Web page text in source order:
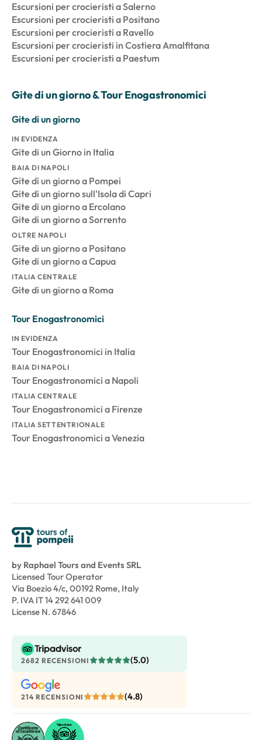
Escursioni per crocieristi a Salerno
Escursioni per crocieristi a Positano
Escursioni per crocieristi a Ravello
Escursioni per crocieristi in Costiera Amalfitana
Escursioni per crocieristi a Paestum
Gite di un giorno & Tour Enogastronomici
Gite di un giorno
IN EVIDENZA
Gite di un Giorno in Italia
BAIA DI NAPOLI
Gite di un giorno a Pompei
Gite di un giorno sull'Isola di Capri
Gite di un giorno a Ercolano
Gite di un giorno a Sorrento
OLTRE NAPOLI
Gite di un giorno a Positano
Gite di un giorno a Capua
ITALIA CENTRALE
Gite di un giorno a Roma
Tour Enogastronomici
IN EVIDENZA
Tour Enogastronomici in Italia
BAIA DI NAPOLI
Tour Enogastronomici a Napoli
ITALIA CENTRALE
Tour Enogastronomici a Firenze
ITALIA SETTENTRIONALE
Tour Enogastronomici a Venezia
by Raphael Tours and Events SRL
Licensed Tour Operator
Via Boezio 4/c, 00192 Rome, Italy
P. IVA IT 14 292 641 009
License N. 67846
2682 RECENSIONI (5.0)
214 RECENSIONI (4.8)